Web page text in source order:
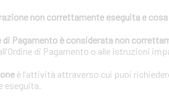
non correttamente eseguita e
di Pagamento è considerata non
di Pagamento o alle istruzioni
è l’attività attraverso cui puoi
eseguita.